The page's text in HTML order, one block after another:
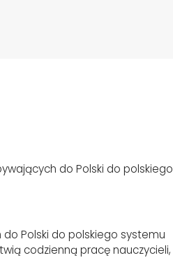
do Polski do polskiego
Polski do polskiego systemu
codzienną pracę nauczycieli,